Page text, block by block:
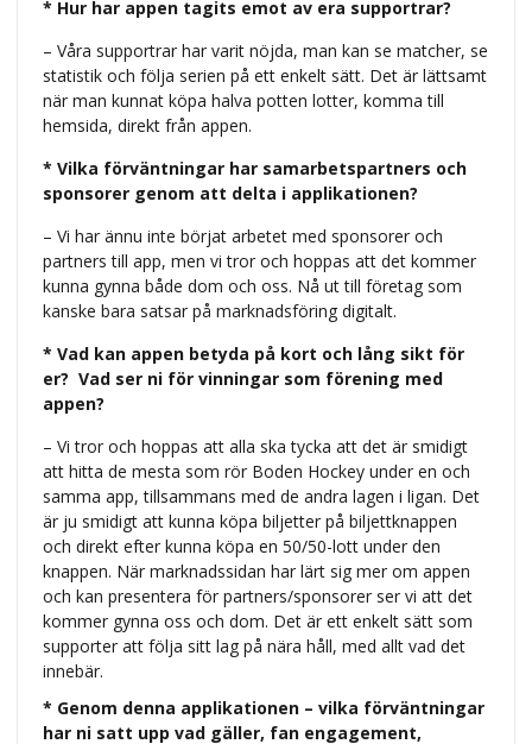
* Hur har appen tagits emot av era supportrar?
– Våra supportrar har varit nöjda, man kan se matcher, se
statistik och följa serien på ett enkelt sätt. Det är lättsamt
när man kunnat köpa halva potten lotter, komma till
hemsida, direkt från appen.
* Vilka förväntningar har samarbetspartners och
sponsorer genom att delta i applikationen?
– Vi har ännu inte börjat arbetet med sponsorer och
partners till app, men vi tror och hoppas att det kommer
kunna gynna både dom och oss. Nå ut till företag som
kanske bara satsar på marknadsföring digitalt.
* Vad kan appen betyda på kort och lång sikt för
er? Vad ser ni för vinningar som förening med
appen?
– Vi tror och hoppas att alla ska tycka att det är smidigt
att hitta de mesta som rör Boden Hockey under en och
samma app, tillsammans med de andra lagen i ligan. Det
är ju smidigt att kunna köpa biljetter på biljettknappen
och direkt efter kunna köpa en 50/50-lott under den
knappen. När marknadssidan har lärt sig mer om appen
och kan presentera för partners/sponsorer ser vi att det
kommer gynna oss och dom. Det är ett enkelt sätt som
supporter att följa sitt lag på nära håll, med allt vad det
innebär.
* Genom denna applikationen – vilka förväntningar
har ni satt upp vad gäller, fan engagement,